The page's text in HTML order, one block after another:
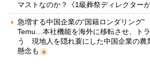
マストなのか？《1級葬祭ディレクターが
急増する中国企業の“国籍ロンダリング”
Temu…本社機能を海外に移転させ、ト
う 現地人を隠れ蓑にした中国企業の農
懸念も